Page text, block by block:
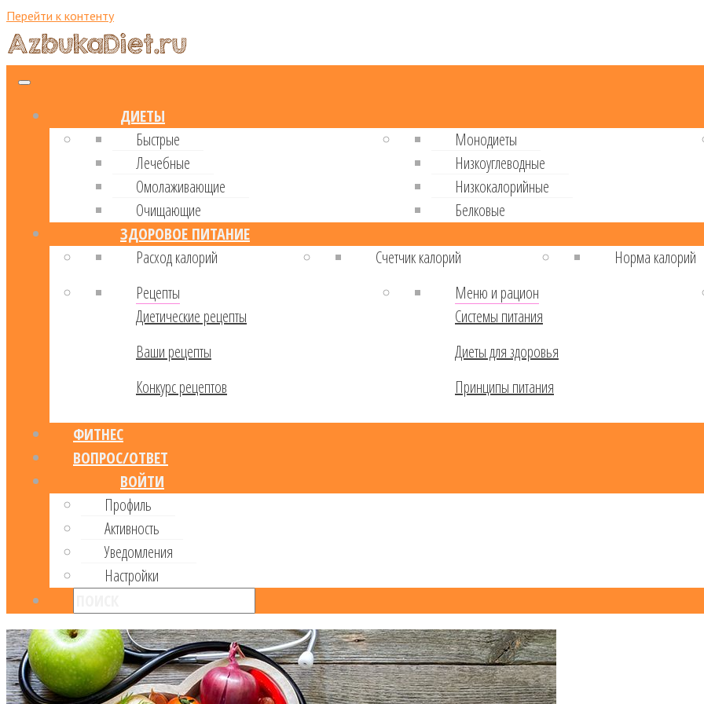
Перейти к контенту
ДИЕТЫ
Быстрые
Лечебные
Омолаживающие
Очищающие
Монодиеты
Низкоуглеводные
Низкокалорийные
Белковые
ЗДОРОВОЕ ПИТАНИЕ
Расход калорий
Cчетчик калорий Норма калорий
Рецепты
Диетические рецепты
Ваши рецепты
Конкурс рецептов
Меню и рацион
Системы питания
Диеты для здоровья
Принципы питания
ФИТНЕС
ВОПРОС/ОТВЕТ
ВОЙТИ
Профиль
Активность
Уведомления
Настройки